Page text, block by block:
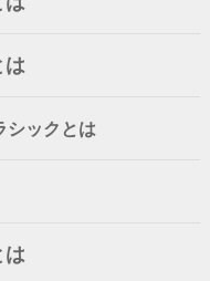
は
シックとは
は